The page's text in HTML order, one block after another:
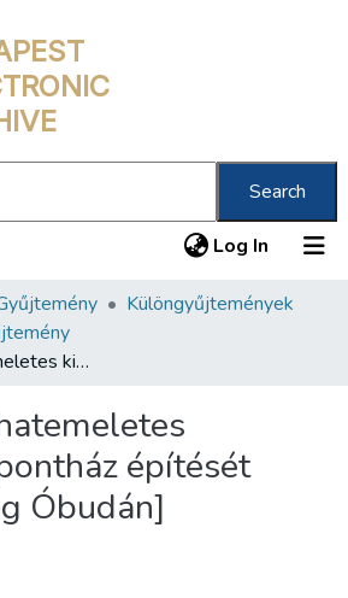
Search
Log In (current)
Különgyűjtemények
[Újabb két hatemeletes kislakásos pontház építését kezdték meg Óbudán]
építését
Óbudán]